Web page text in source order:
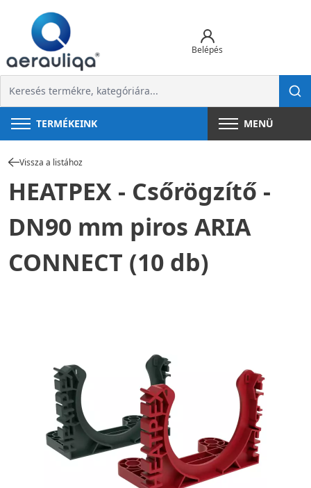
Belépés
TERMÉKEINK MENÜ
Vissza a listához
HEATPEX - Csőrögzítő -
DN90 mm piros ARIA
CONNECT (10 db)